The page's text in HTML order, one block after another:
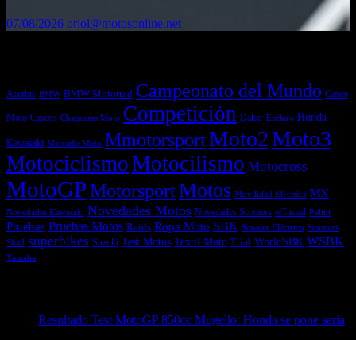
07/08/2026 oriol@motosonline.net
Acerbis BMW BMW Motorrad Campeonato del Mundo Casco
Moto Cascos Chaquetas Moto Competición Dakar Enduro Honda
Kawasaki Mercado Moto MmotorsportMoto2Moto3
MotociclismoMotocilismo Motocross
MotoGPMotorsportMotos Movilidad Eléctrica MX
Novedades Kawasaki Novedades Motos Novedades Scooters off-road Polini
Pruebas Pruebas Motos Raids Ropa Moto SBK Scooter Eléctrico Scooters
Shad superbikes Suzuki Test Motos Textil Moto Trial WorldSBK WSBK
Yamaha
Resultado Test MotoGP 850cc Mugello: Honda se pone seria